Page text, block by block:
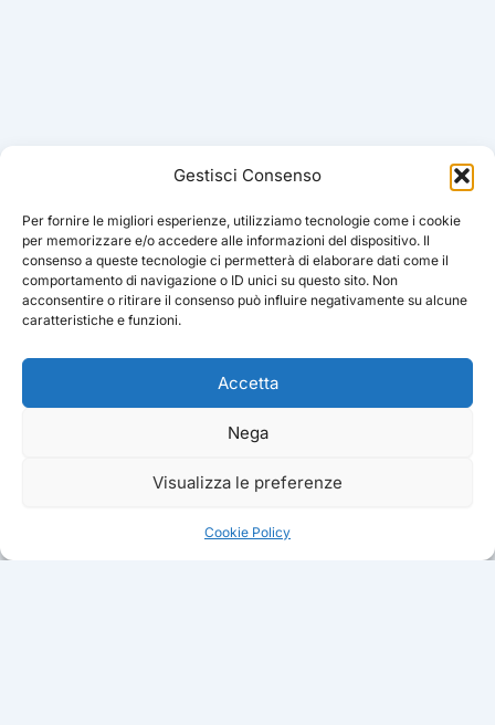
Gestisci Consenso
Per fornire le migliori esperienze, utilizziamo tecnologie come i cookie
per memorizzare e/o accedere alle informazioni del dispositivo. Il
consenso a queste tecnologie ci permetterà di elaborare dati come il
comportamento di navigazione o ID unici su questo sito. Non
acconsentire o ritirare il consenso può influire negativamente su alcune
caratteristiche e funzioni.
Accetta
Nega
Visualizza le preferenze
Cookie Policy